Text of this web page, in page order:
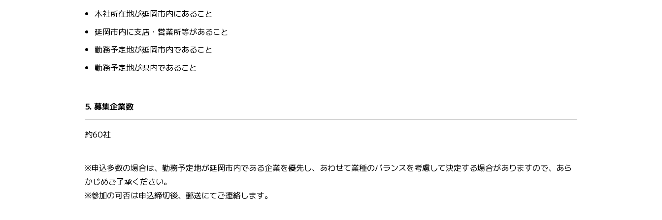
本社所在地が延岡市内にあること
延岡市内に支店・営業所等があること
勤務予定地が延岡市内であること
勤務予定地が県内であること
5. 募集企業数
約60社
※申込多数の場合は、勤務予定地が延岡市内である企業を優先し、あわせて業種のバランスを考慮して決定する場合がありますので、あら
かじめご了承ください。
※参加の可否は申込締切後、郵送にてご連絡します。